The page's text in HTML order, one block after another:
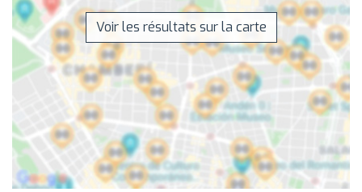
Voir les résultats sur la carte